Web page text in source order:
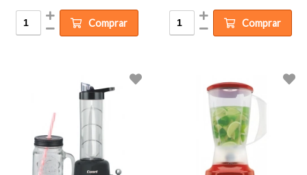
Comprar Comprar